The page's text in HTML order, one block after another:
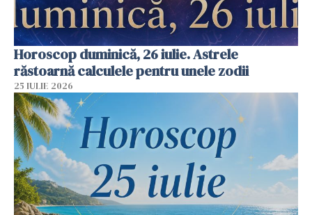
Horoscop duminică, 26 iulie. Astrele
răstoarnă calculele pentru unele zodii
25 IULIE 2026